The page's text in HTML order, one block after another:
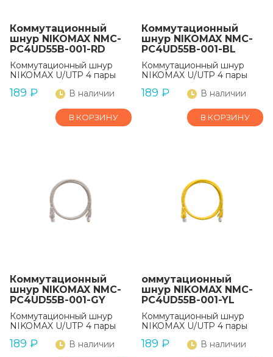
Коммутационный
шнур NIKOMAX NMC-
PC4UD55B-001-RD
Коммутационный шнур
NIKOMAX U/UTP 4 пары
189 ₽ В наличии
В КОРЗИНУ
Коммутационный
шнур NIKOMAX NMC-
PC4UD55B-001-BL
Коммутационный шнур
NIKOMAX U/UTP 4 пары
189 ₽ В наличии
В КОРЗИНУ
Коммутационный
шнур NIKOMAX NMC-
PC4UD55B-001-GY
Коммутационный шнур
NIKOMAX U/UTP 4 пары
189 ₽ В наличии
оммутационный
шнур NIKOMAX NMC-
PC4UD55B-001-YL
Коммутационный шнур
NIKOMAX U/UTP 4 пары
189 ₽ В наличии